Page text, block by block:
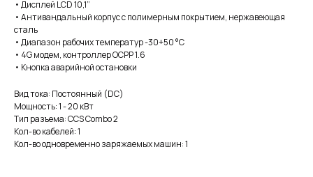
• Дисплей LCD 10,1”
• Антивандальный корпус с полимерным покрытием, нержавеющая
сталь
• Диапазон рабочих температур -30+50 °C
• 4G модем, контроллер OCPP 1.6
• Кнопка аварийной остановки
Вид тока: Постоянный (DC)
Мощность: 1 - 20 кВт
Тип разъема: CCS Combo 2
Кол-во кабелей: 1
Кол-во одновременно заряжаемых машин: 1